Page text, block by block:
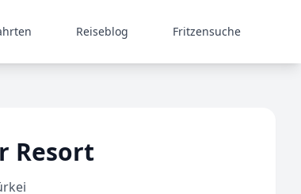
Reiseblog Fritzensuche
Resort